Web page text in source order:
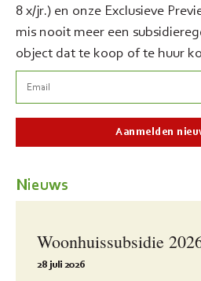
8 x/jr.) en onze Exclusieve
mis nooit meer een
object dat te koop of te huur
Nieuws
Woonhuissubsidie
28 juli 2026